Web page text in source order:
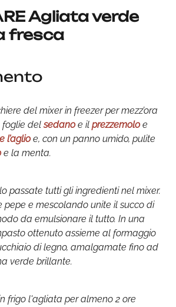
Agliata verde
fresca
del mixer in freezer per mezz’ora
foglie delsedanoe il prezzemoloe
l’aglioe, con un panno umido, pulite
e la menta.
passate tutti gli ingredienti nel mixer.
pepe e mescolando unite il succo di
da emulsionare il tutto. In una
ottenuto assieme al formaggio
di legno, amalgamate fino ad
verde brillante.
frigo l'agliata per almeno 2 ore